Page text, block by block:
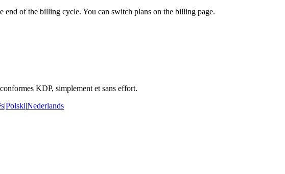
end of the billing cycle. You can switch plans on the billing page.
KDP, simplement et sans effort.
|Polski|Nederlands